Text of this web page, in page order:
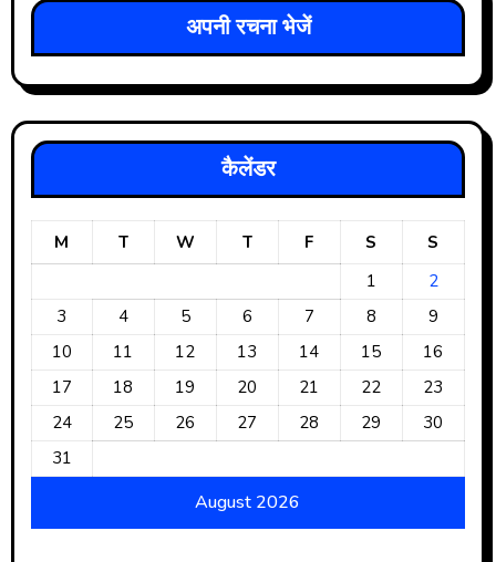
अपनी रचना भेजें
कैलेंडर
August 2026
M T W T F S
S
1
2
3
4 5 6 7 8
9
10
11 12 13 14 15
16
17
18 19 20 21 22
23
24
25 26 27 28 29
30
31